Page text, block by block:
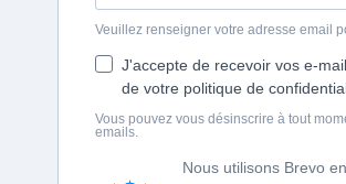
Veuillez renseigner votre adresse email
J'accepte de recevoir vos e-
de votre politique de
Vous pouvez vous désinscrire à tout
emails.
Nous utilisons Brevo